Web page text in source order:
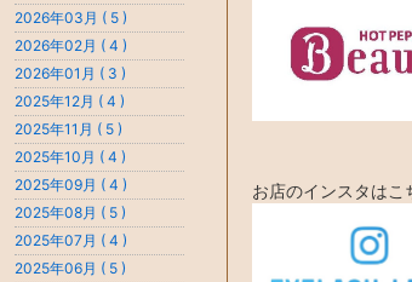
お店のインスタは
2026年03月 ( 5 )
2026年02月 ( 4 )
2026年01月 ( 3 )
2025年12月 ( 4 )
2025年11月 ( 5 )
2025年10月 ( 4 )
2025年09月 ( 4 )
2025年08月 ( 5 )
2025年07月 ( 4 )
2025年06月 ( 5 )